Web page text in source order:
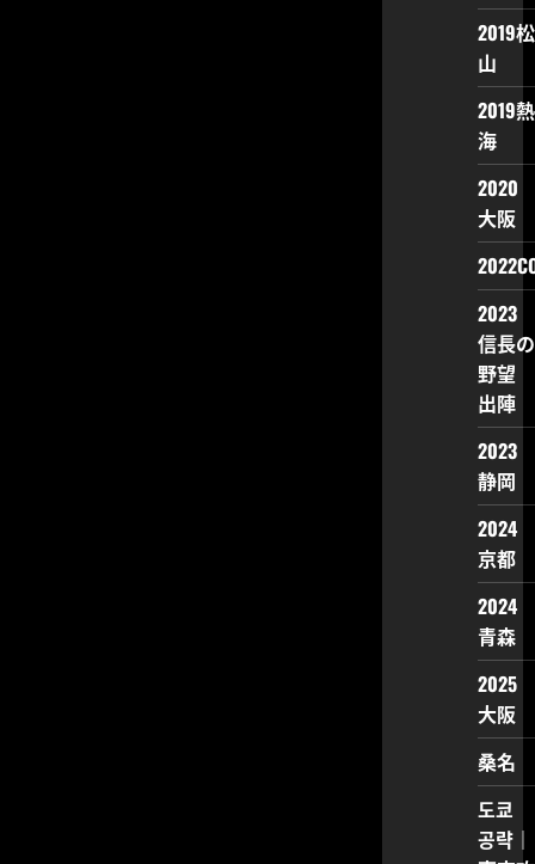
2019松
山
2019熱
海
2020
大阪
2023
信長の
野望
出陣
2023
静岡
2024
京都
2024
青森
2025
大阪
桑名
도쿄
공략｜